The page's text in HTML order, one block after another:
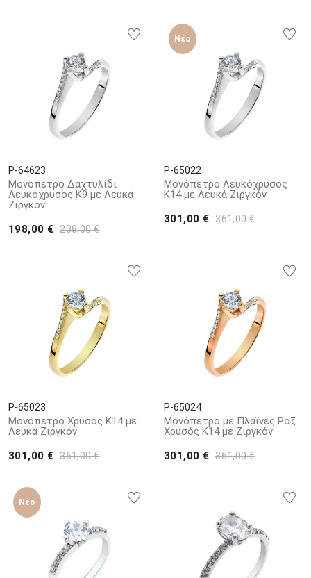
P-64623
Μονόπετρο Δαχτυλίδι
Λευκόχρυσος Κ9 με Λευκά
Ζιργκόν
198,00 € 238,00 €
Νέο
P-65022
Μονόπετρο Λευκόχρυσος
Κ14 με Λευκά Ζιργκόν
301,00 € 361,00 €
P-65023
Μονόπετρο Χρυσός Κ14 με
Λευκά Ζιργκόν
301,00 € 361,00 €
P-65024
Μονόπετρο με Πλαϊνές Ροζ
Χρυσός Κ14 με Ζιργκόν
301,00 € 361,00 €
Νέο